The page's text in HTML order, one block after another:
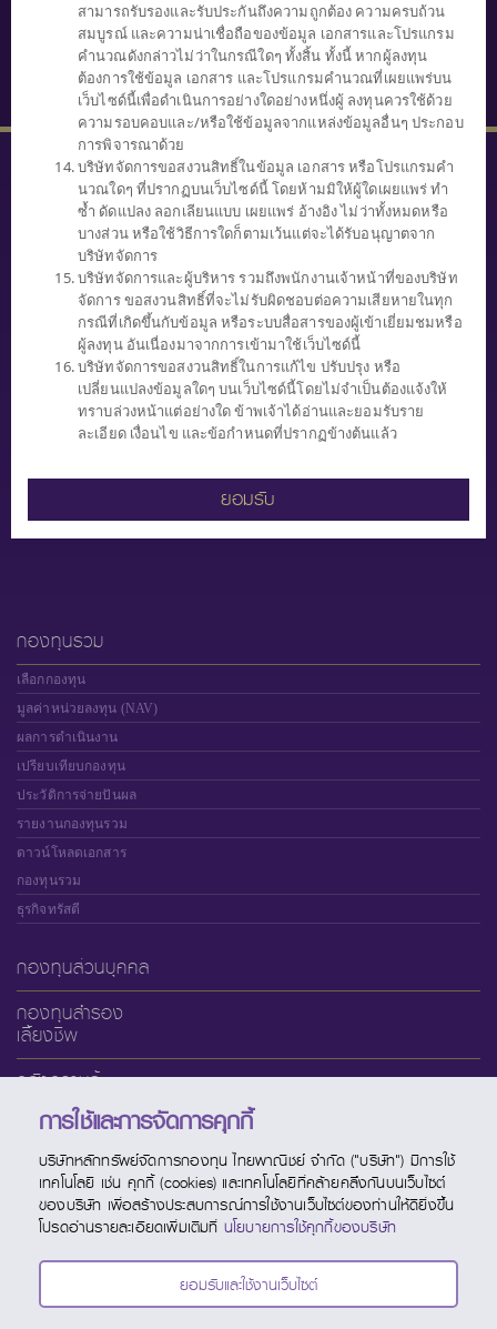
สามารถรับรองและรับประกันถึงความถูกต้อง ความครบถ้วน
สมบูรณ์ และความน่าเชื่อถือของข้อมูล เอกสารและโปรแกรม
คำนวณดังกล่าวไม่ว่าในกรณีใดๆ ทั้งสิ้น ทั้งนี้ หากผู้ลงทุน
ต้องการใช้ข้อมูล เอกสาร และโปรแกรมคำนวณที่เผยแพร่บน
เว็บไซด์นี้เพื่อดำเนินการอย่างใดอย่างหนึ่งผู้ ลงทุนควรใช้ด้วย
ความรอบคอบและ/หรือใช้ข้อมูลจากแหล่งข้อมูลอื่นๆ ประกอบ
การพิจารณาด้วย
บริษัทจัดการขอสงวนสิทธิ์ในข้อมูล เอกสาร หรือโปรแกรมคำ
นวณใดๆ ที่ปรากฏบนเว็บไซด์นี้ โดยห้ามมิให้ผู้ใดเผยแพร่ ทำ
ซ้ำ ดัดแปลง ลอกเลียนแบบ เผยแพร่ อ้างอิง ไม่ว่าทั้งหมดหรือ
บางส่วน หรือใช้วิธีการใดก็ตามเว้นแต่จะได้รับอนุญาตจาก
บริษัทจัดการ
บริษัทจัดการและผู้บริหาร รวมถึงพนักงานเจ้าหน้าที่ของบริษัท
จัดการ ขอสงวนสิทธิ์ที่จะไม่รับผิดชอบต่อความเสียหายในทุก
กรณีที่เกิดขึ้นกับข้อมูล หรือระบบสื่อสารของผู้เข้าเยี่ยมชมหรือ
ผู้ลงทุน อันเนื่องมาจากการเข้ามาใช้เว็บไซด์นี้
บริษัทจัดการขอสงวนสิทธิ์ในการแก้ไข ปรับปรุง หรือ
เปลี่ยนแปลงข้อมูลใดๆ บนเว็บไซด์นี้โดยไม่จำเป็นต้องแจ้งให้
ทราบล่วงหน้าแต่อย่างใด ข้าพเจ้าได้อ่านและยอมรับราย
ละเอียด เงื่อนไข และข้อกำหนดที่ปรากฏข้างต้นแล้ว
ยอมรับ
นโยบายความเป็นส่วนตัว
คำสงวนสิทธิ์
SECURITY TIPS
SCBAM
Client Relations
0 2777 7777
หรือ
0 2949 1500
ทุกวันทำการ (จันทร์ - ศุกร์)
เวลา 8.30 น. - 17.00 น.
"ผู้ลงทุนควรทำความเข้าใจ ลักษณะสินค้า เงื่อนไข ผลตอบแทน และความ
เสี่ยงก่อนตัดสินใจ"
กองทุนรวม
เลือกกองทุน
มูลค่าหน่วยลงทุน (NAV)
ผลการดำเนินงาน
เปรียบเทียบกองทุน
ประวัติการจ่ายปันผล
รายงานกองทุนรวม
ดาวน์โหลดเอกสาร
กองทุนรวม
ธุรกิจทรัสตี
กองทุนส่วนบุคคล
กองทุนสำรอง
เลี้ยงชีพ
คลังความรู้
เกี่ยวกับ SCBAM
บริการออนไลน์
ช่องทางบริการ
ปฏิทินกองทุน
ติดต่อ SCBAM
การใช้และการจัดการคุกกี้
บริษัทหลักทรัพย์จัดการกองทุน ไทยพาณิชย์ จำกัด ("บริษัท") มีการใช้
เทคโนโลยี เช่น คุกกี้ (cookies) และเทคโนโลยีที่คล้ายคลึงกันบนเว็บไซต์
ของบริษัท เพื่อสร้างประสบการณ์การใช้งานเว็บไซต์ของท่านให้ดียิ่งขึ้น
โปรดอ่านรายละเอียดเพิ่มเติมที่ นโยบายการใช้คุกกี้ของบริษัท
ยอมรับและใช้งานเว็บไซต์